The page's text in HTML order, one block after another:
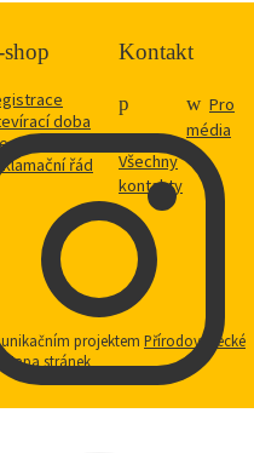
doba
o nákupu
řád
Kontakt
Všechny
kontakty
Pro
média
projektem Přírodovědecké
Mapa stránek